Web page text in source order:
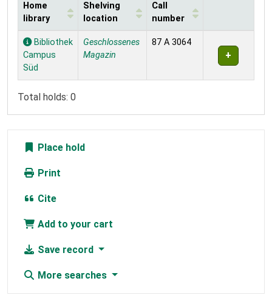
Holdings
Home
library
Shelving
location
Call
number
Bibliothek
Campus
Süd
Geschlossenes
Magazin
87 A 3064
Total holds: 0
Place hold
Print
Cite
Add to your cart
Save record
More searches